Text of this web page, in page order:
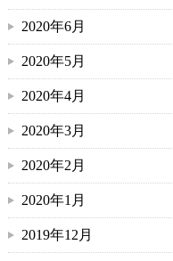
2020年6月
2020年5月
2020年4月
2020年3月
2020年2月
2020年1月
2019年12月